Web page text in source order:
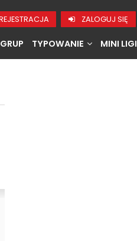
ZALOGUJ SIĘ
TYPOWANIE MINI LIGI